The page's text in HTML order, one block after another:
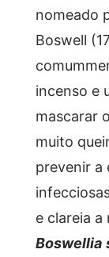
nomeado
Boswell
incenso e
mascarar
muito
prevenir a
e clareia a
Boswellia